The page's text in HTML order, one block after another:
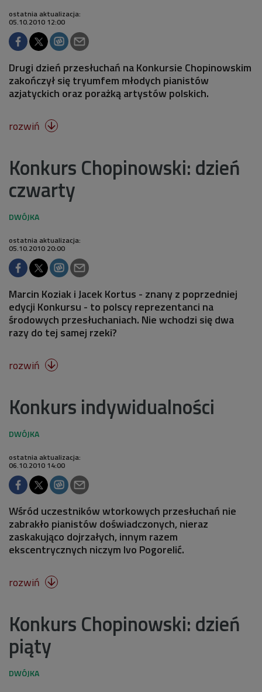
ostatnia aktualizacja:
05.10.2010 12:00
Drugi dzień przesłuchań na Konkursie Chopinowskim
zakończył się tryumfem młodych pianistów
azjatyckich oraz porażką artystów polskich.
rozwiń 
Konkurs Chopinowski: dzień
czwarty
ostatnia aktualizacja:
05.10.2010 20:00
Marcin Koziak i Jacek Kortus - znany z poprzedniej
edycji Konkursu - to polscy reprezentanci na
środowych przesłuchaniach. Nie wchodzi się dwa
razy do tej samej rzeki?
rozwiń 
Konkurs indywidualności
ostatnia aktualizacja:
06.10.2010 14:00
Wśród uczestników wtorkowych przesłuchań nie
zabrakło pianistów doświadczonych, nieraz
zaskakująco dojrzałych, innym razem
ekscentrycznych niczym Ivo Pogorelić.
rozwiń 
Konkurs Chopinowski: dzień
piąty